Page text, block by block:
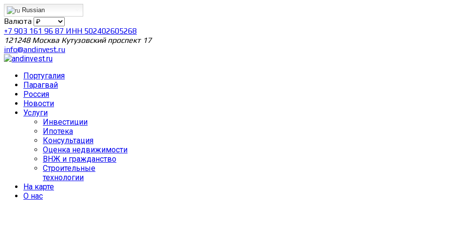
Russian
Валюта
+7 903 161 96 87 ИНН 502402605268
121248 Москва Кутузовский проспект 17
info@andinvest.ru
Португалия
Парагвай
Россия
Новости
Услуги
Инвестиции
Ипотека
Консультация
Оценка недвижимости
ВНЖ и гражданство
Строительные
технологии
На карте
О нас